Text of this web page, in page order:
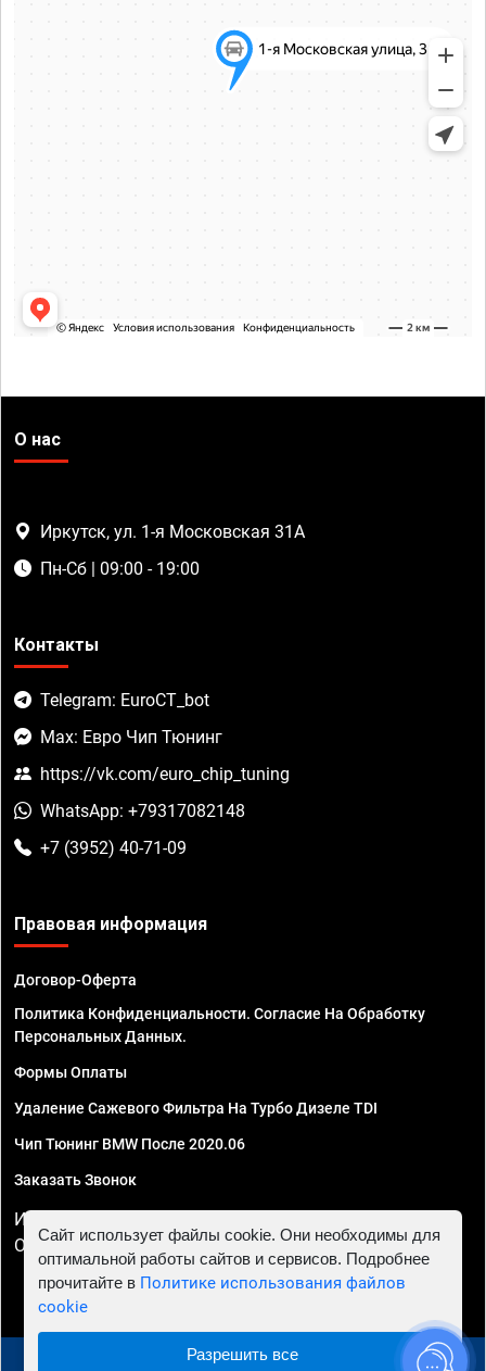
О нас
Иркутск, ул. 1-я Московская 31А
Пн-Сб | 09:00 - 19:00
Контакты
Telegram: EuroCT_bot
Max: Евро Чип Тюнинг
https://vk.com/euro_chip_tuning
WhatsApp: +79317082148
+7 (3952) 40-71-09
Правовая информация
Договор-Оферта
Политика Конфиденциальности. Согласие На Обработку
Персональных Данных.
Формы Оплаты
Удаление Сажевого Фильтра На Турбо Дизеле TDI
Чип Тюнинг BMW После 2020.06
Заказать Звонок
ИП Смирнов Георгий Павлович. ИНН 781302555843,
ОГРНИП 324470400032610
© 2010 - 2026 Чип тюнинг в Иркутске - Автосервис
Сайт использует файлы cookie. Они необходимы для
оптимальной работы сайтов и сервисов. Подробнее
прочитайте в Политике использования файлов
cookie
Разрешить все